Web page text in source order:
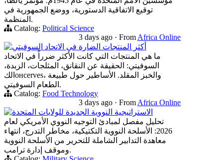
توقيع الاتفاقية الدستورية، ووضع الجمهورية في
المنظمة.
Catalog: Political Science
3 days ago · From Africa Online
أكثر المنتجات الضارة في الاتحاد السوفيتي
ما هي المنتجات التي كانت الأكثر ضرراً في الاتحاد
السوفيتي: الحقيقة عن النقانق، المثلجات، الزبدة،
الكонсerves، والخبز المقلد. الأساطير حول طبيعة
الطعام السوفيتي.
Catalog: Food Technology
3 days ago · From Africa Online
الاستراتيجية النووية الجديدة للولايات المتحدة
تحليل مفصل لمبادئ التوجيه النووي الأمريكي لعام
2026: الأسلحة النووية التكتيكية، مخاطر التدرج، انتهاء
معاهدة التدابير الشاملة للتحرير من الأسلحة النووية
وموقف إدارة ترامب.